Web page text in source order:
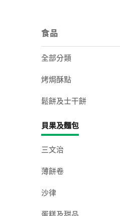
食品
全部分類
烤焗酥點
鬆餅及士干餅
貝果及麵包
三文治
薄餅卷
沙律